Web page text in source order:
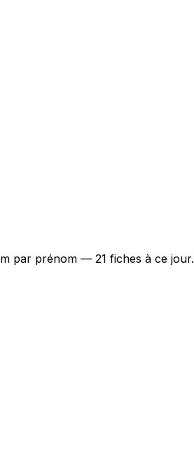
par prénom — 21 fiches à ce jour.